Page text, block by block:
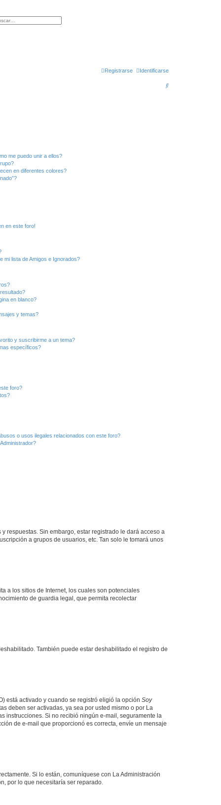
avanzada
Identificarse
Registrarse
B
me puedo unir a ellos?
en diferentes colores?
en este foro!
mi lista de Amigos e Ignorados?
en blanco?
y temas?
y suscribirme a un tema?
específicos?
foro?
o usos ilegales relacionados con este foro?
respuestas. Sin embargo, estar registrado le dará acceso a
a grupos de usuarios, etc. Tan solo le tomará unos
a los sitios de Internet, los cuales son potenciales
de guardia legal, que permita recolectar
También puede estar deshabilitado el registro de
está activado y cuando se registró eligió la opción Soy
deben ser activadas, ya sea por usted mismo o por La
instrucciones. Si no recibió ningún e-mail, seguramente la
de e-mail que proporcionó es correcta, envíe un mensaje
Si lo están, comuníquese con La Administración
por lo que necesitaría ser reparado.